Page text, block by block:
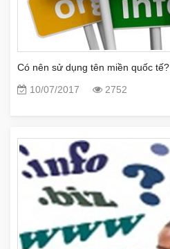
Có nên sử dụng tên miền quốc tế?
10/07/2017
2752